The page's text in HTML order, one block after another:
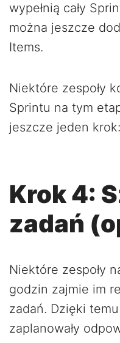
wypełnią cały
można jeszcze
Items.
Niektóre zespoły
Sprintu na tym
jeszcze jeden krok:
Krok 4:
zadań
Niektóre zespoły
godzin zajmie im
zadań. Dzięki
zaplanowały